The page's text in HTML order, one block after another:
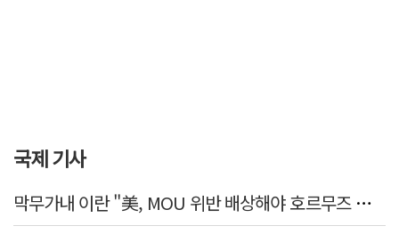
국제 기사
막무가내 이란 "美, MOU 위반 배상해야 호르무즈 재개방"